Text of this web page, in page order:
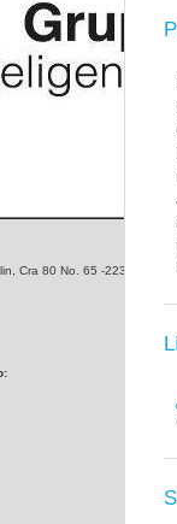
Cra 80 No. 65 -223 ,